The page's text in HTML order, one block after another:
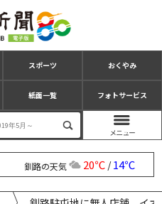
スポーツ おくやみ
紙面一覧 フォトサービス
釧路の天気 20℃/14℃